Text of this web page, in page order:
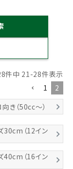
件中 21 -28件表示
1
2
き（50cc～）
30cm（12イン
40cm（16イン